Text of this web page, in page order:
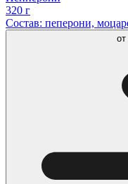
320 г
Состав: пеперони,
от